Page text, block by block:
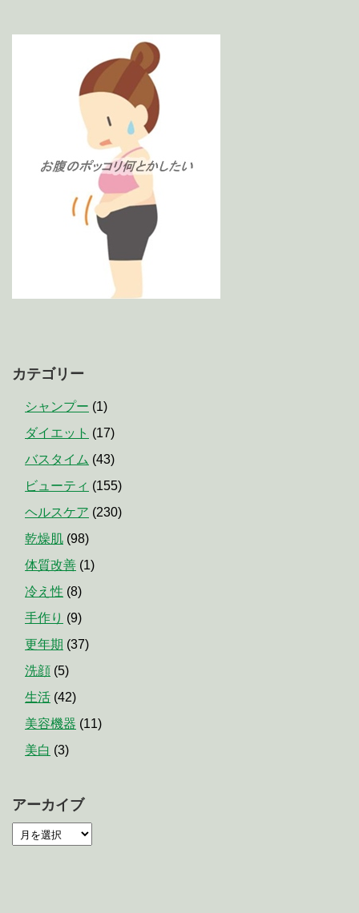
カテゴリー
シャンプー (1)
ダイエット (17)
バスタイム (43)
ビューティ (155)
ヘルスケア (230)
乾燥肌 (98)
体質改善 (1)
冷え性 (8)
手作り (9)
更年期 (37)
洗顔 (5)
生活 (42)
美容機器 (11)
美白 (3)
アーカイブ